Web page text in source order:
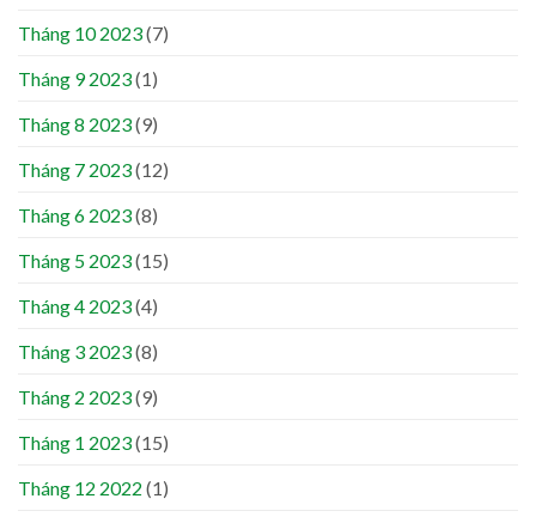
Tháng 10 2023(7)
Tháng 9 2023(1)
Tháng 8 2023(9)
Tháng 7 2023(12)
Tháng 6 2023(8)
Tháng 5 2023(15)
Tháng 4 2023(4)
Tháng 3 2023(8)
Tháng 2 2023(9)
Tháng 1 2023(15)
Tháng 12 2022 (1)